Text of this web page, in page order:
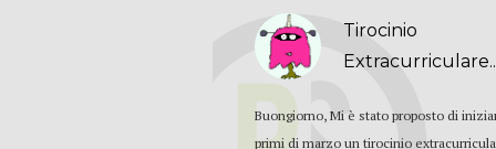
Tirocinio
Buongiorno, Mi è stato proposto di
primi di marzo un tirocinio